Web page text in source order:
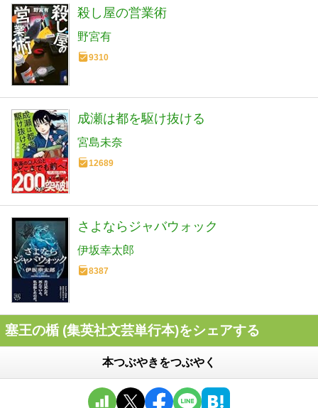
殺し屋の営業術
野宮有
9310
成瀬は都を駆け抜ける
宮島未奈
12689
さよならジャバウォック
伊坂幸太郎
8387
塞王の楯 (集英社文芸単行本)をシェアする
本つぶやきをつぶやく